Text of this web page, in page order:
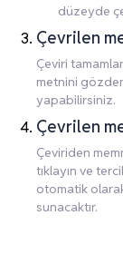
düzeyde
Çevrilen
Çeviri
metnini
yapabilirsiniz.
Çevrilen
Çeviriden
tıklayın ve
otomatik
sunacaktır.